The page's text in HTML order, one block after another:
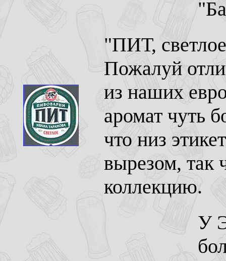
"ПИТ,
Пожалуй
из наших
аромат чуть
что низ
вырезом, так
коллекцию.
У